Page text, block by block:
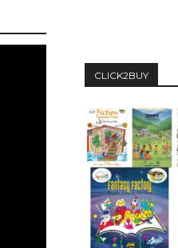
CLICK2BUY